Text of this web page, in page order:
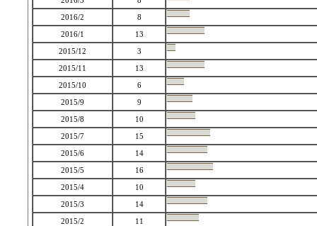
2016/2
8
2016/1
13
2015/12
3
2015/11
13
2015/10
6
2015/9
9
2015/8
10
2015/7
15
2015/6
14
2015/5
16
2015/4
10
2015/3
14
2015/2
11